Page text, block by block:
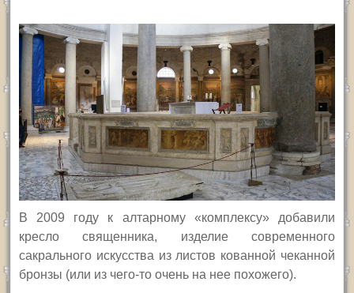
В 2009 году к алтарному «комплексу» добавили
кресло священника, изделие современного
сакрального искусства из листов кованной чеканной
бронзы (или из чего-то очень на нее похожего).